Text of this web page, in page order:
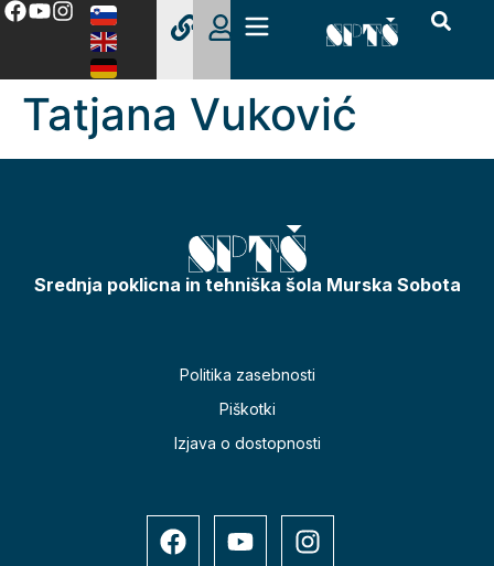
Tatjana Vuković
Srednja poklicna in tehniška šola Murska Sobota
Politika zasebnosti
Piškotki
Izjava o dostopnosti